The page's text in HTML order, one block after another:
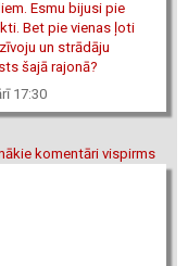
Esmu bijusi pie
Bet pie vienas ļoti
un strādāju
šajā rajonā?
17:30
komentāri vispirms